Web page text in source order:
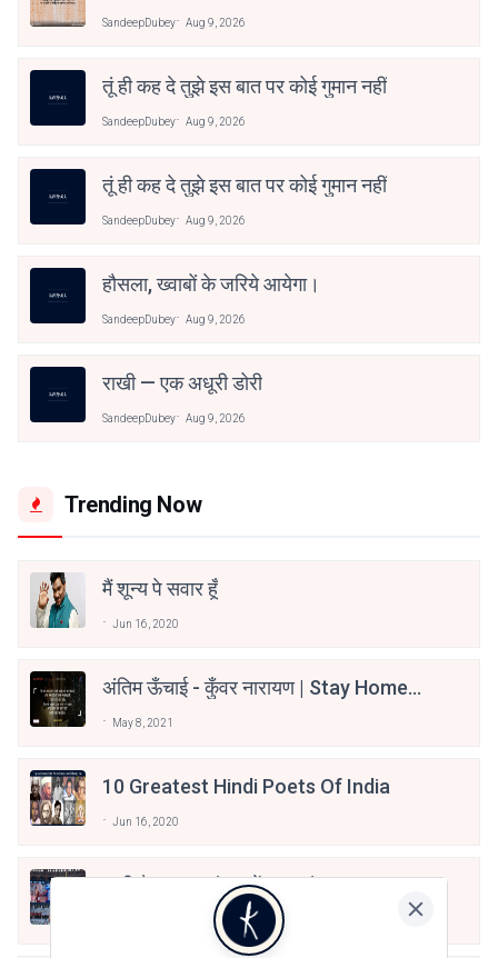
SandeepDubey Aug 9, 2026
तूं ही कह दे तुझे इस बात पर कोई गुमान नहीं
SandeepDubey Aug 9, 2026
तूं ही कह दे तुझे इस बात पर कोई गुमान नहीं
SandeepDubey Aug 9, 2026
हौसला, ख्वाबों के जरिये आयेगा।
SandeepDubey Aug 9, 2026
राखी — एक अधूरी डोरी
SandeepDubey Aug 9, 2026
Trending Now
मैं शून्य पे सवार हूँ
Jun 16, 2020
अंतिम ऊँचाई - कुँवर नारायण | Stay Home
May 8, 2021
10 Greatest Hindi Poets Of India
Jun 16, 2020
तू भी है राणा का वंशज फेंक जहां तक भाला जाए:
वाहिद अली वाहिद